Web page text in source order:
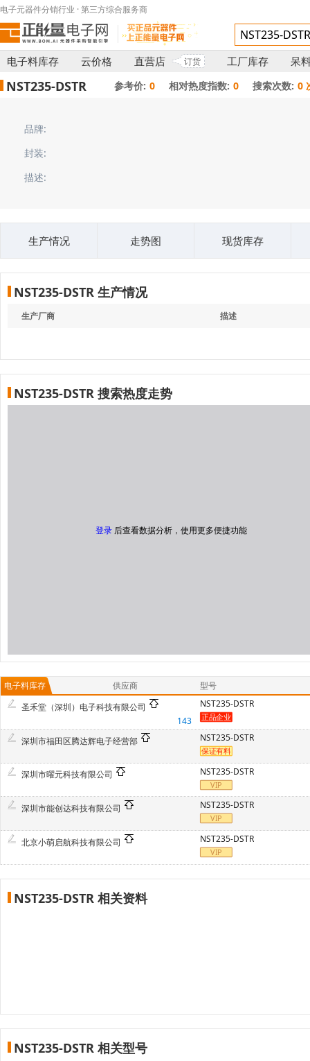
电子元器件分销行业 · 第三方综合服务商
电子料库存 云价格 直营店 订货 工厂库存 呆
NST235-DSTR 参考价: 0 相对热度指数: 0 搜索次数: 0
品牌:
封装:
描述:
生产情况 走势图 现货库存
NST235-DSTR 生产情况
生产厂商 描述
NST235-DSTR 搜索热度走势
登录 后查看数据分析，使用更多便捷功能
电子料库存 供应商
型号
圣禾堂（深圳）电子科技有限公司
143
NST235-DSTR
深圳市福田区腾达辉电子经营部 NST235-DSTR
深圳市曜元科技有限公司 NST235-DSTR
深圳市能创达科技有限公司 NST235-DSTR
北京小萌启航科技有限公司 NST235-DSTR
NST235-DSTR 相关资料
NST235-DSTR 相关型号